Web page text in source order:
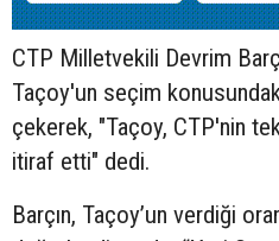
CTP Milletvekili Devrim
Taçoy'un seçim
çekerek, "Taçoy, CTP'nin
itiraf etti" dedi.
Barçın, Taçoy’un verdiği